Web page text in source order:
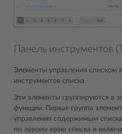
Панель инструментов
Элементы управления списком
инструментов списка.
Эти элементы группируются в
функции. Первая группа
управления содержимым
по левому краю списка и